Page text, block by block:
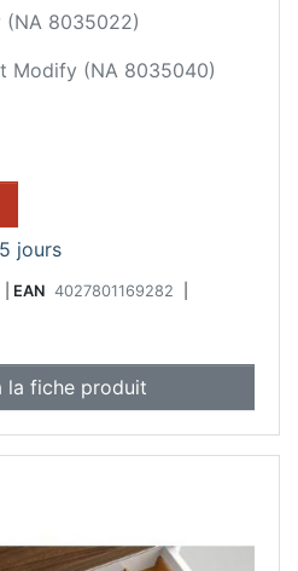
8035022)
Modify (NA 8035040)
jours
EAN 4027801169282
la fiche produit